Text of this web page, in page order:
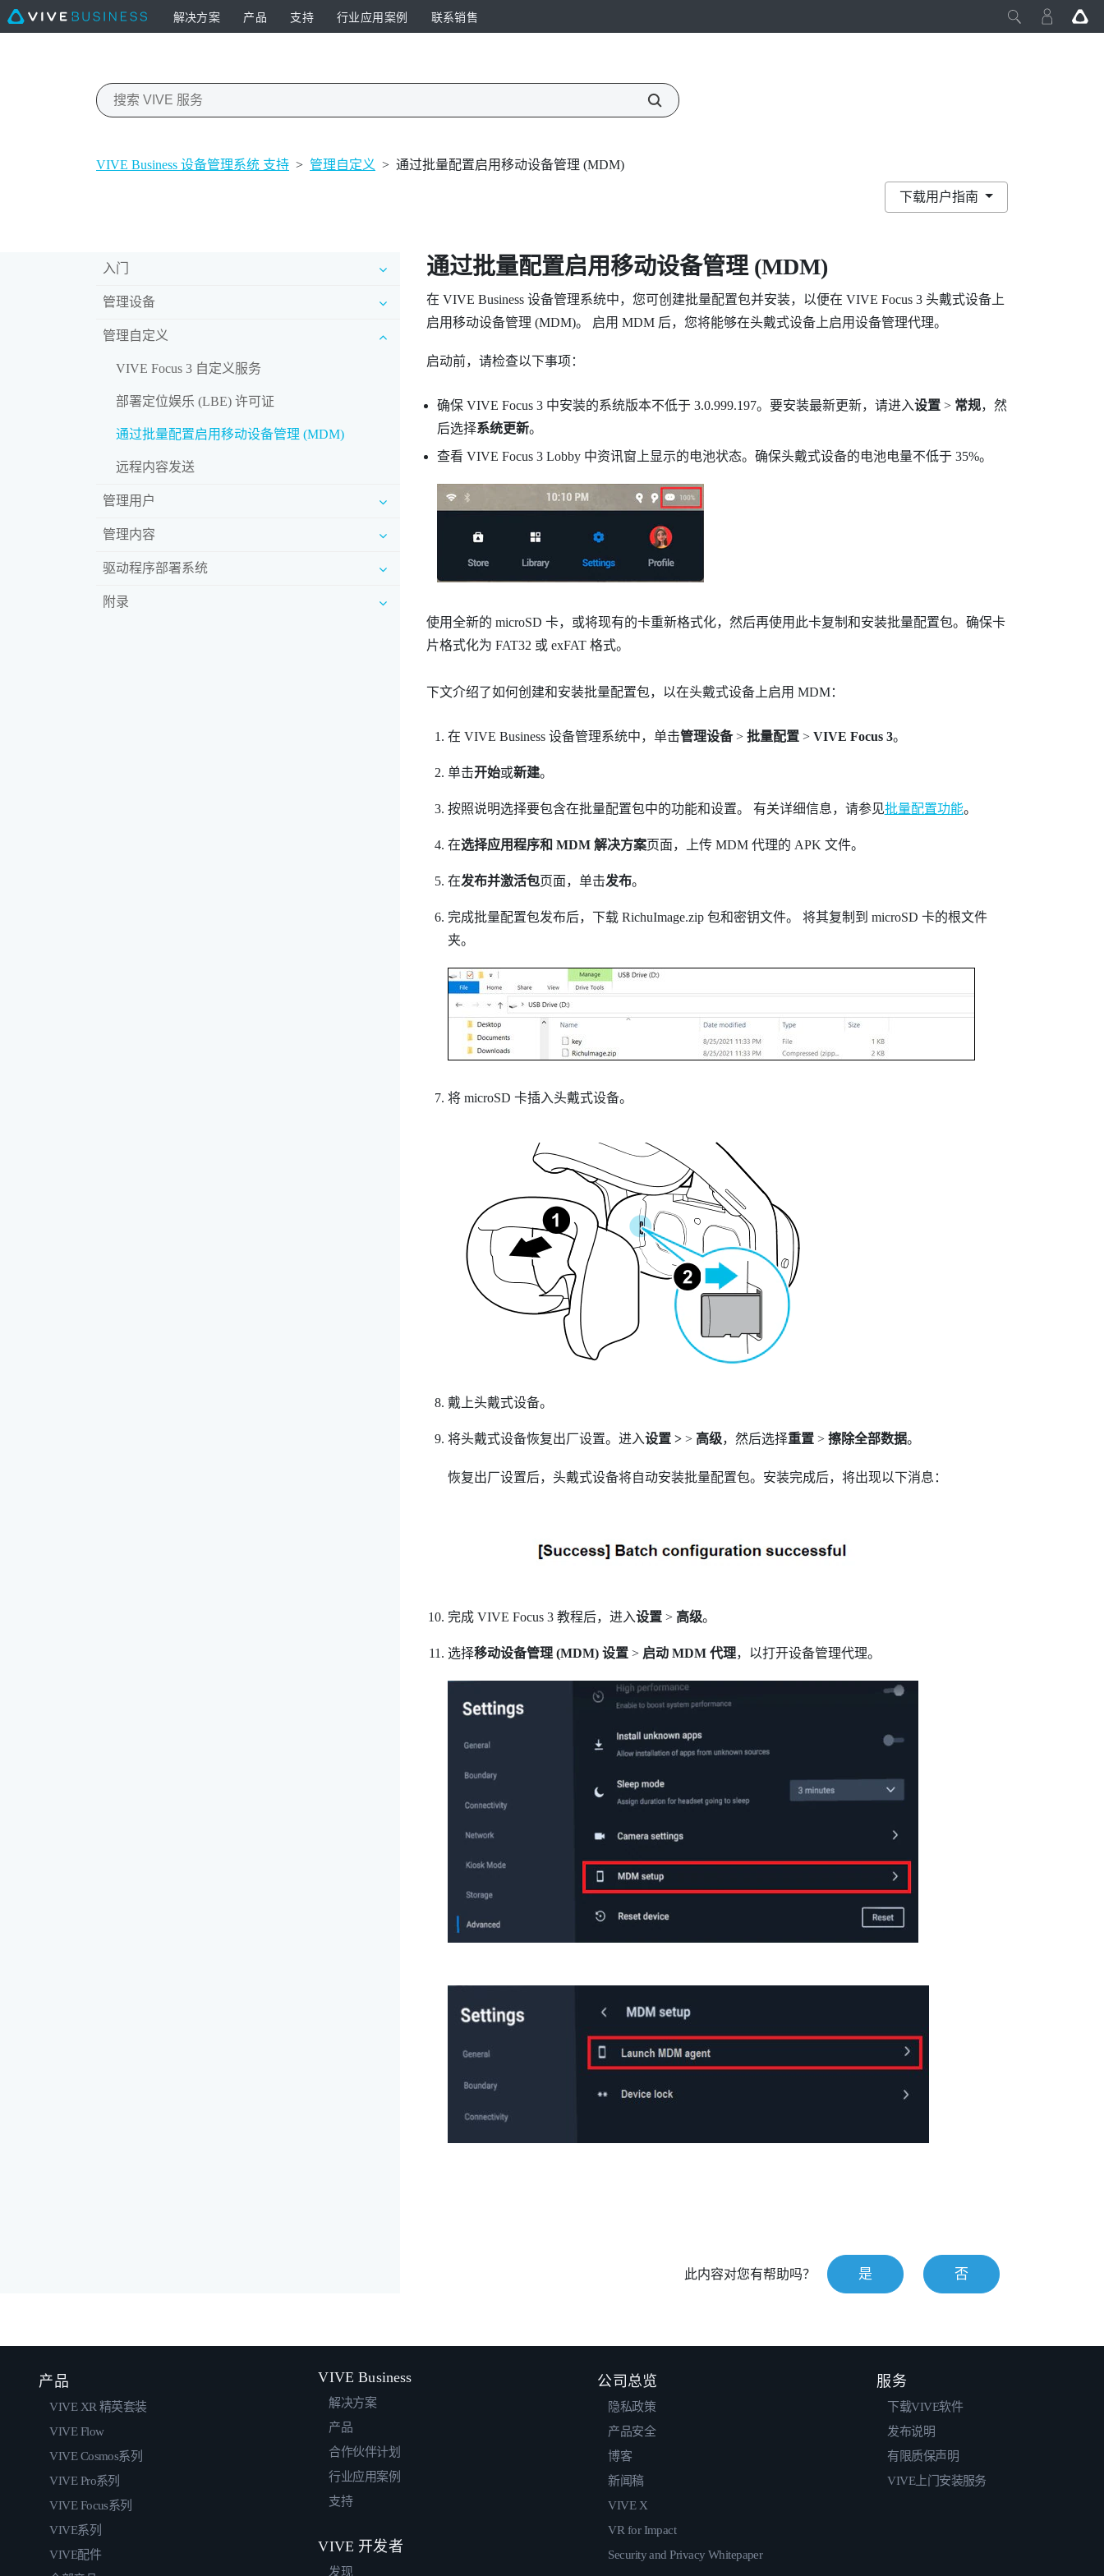
解决方案 产品 支持 行业应用案例 联系销售
VIVE Business 设备管理系统 支持 > 管理自定义 > 通过批量配置启用移动设备管理 (MDM)
下载用户指南
入门
管理设备
管理自定义
VIVE Focus 3 自定义服务
部署定位娱乐 (LBE) 许可证
通过批量配置启用移动设备管理 (MDM)
远程内容发送
管理用户
管理内容
驱动程序部署系统
附录
通过批量配置启用移动设备管理 (MDM)
在 VIVE Business 设备管理系统中，您可创建批量配置包并安装，以便在 VIVE Focus3 头戴式设备上
启用移动设备管理 (MDM)。 启用 MDM 后，您将能够在头戴式设备上启用设备管理代理。
启动前，请检查以下事项：
确保 VIVE Focus3 中安装的系统版本不低于 3.0.999.197。要安装最新更新，请进入设置> 常规，然
后选择系统更新。
查看 VIVE Focus3 Lobby 中资讯窗上显示的电池状态。确保头戴式设备的电池电量不低于 35%。
使用全新的 microSD 卡，或将现有的卡重新格式化，然后再使用此卡复制和安装批量配置包。确保卡
片格式化为 FAT32 或 exFAT 格式。
下文介绍了如何创建和安装批量配置包，以在头戴式设备上启用 MDM：
在 VIVE Business 设备管理系统中，单击管理设备> 批量配置> VIVE Focus 3。
单击开始或新建。
按照说明选择要包含在批量配置包中的功能和设置。 有关详细信息，请参见批量配置功能。
在选择应用程序和 MDM 解决方案页面，上传 MDM 代理的 APK 文件。
在发布并激活包页面，单击发布。
完成批量配置包发布后，下载 RichuImage.zip包和密钥文件。 将其复制到 microSD 卡的根文件
夹。
将 microSD 卡插入头戴式设备。
戴上头戴式设备。
将头戴式设备恢复出厂设置。进入设置 > > 高级，然后选择重置> 擦除全部数据。
恢复出厂设置后，头戴式设备将自动安装批量配置包。安装完成后，将出现以下消息：
完成 VIVE Focus3 教程后，进入设置> 高级。
选择移动设备管理 (MDM) 设置> 启动 MDM 代理，以打开设备管理代理。
此内容对您有帮助吗？ 是 否
产品
VIVE XR 精英套装
VIVE Flow
VIVE Cosmos系列
VIVE Pro系列
VIVE Focus系列
VIVE系列
VIVE配件
VIVE Business
解决方案
产品
合作伙伴计划
行业应用案例
支持
VIVE 开发者
发现
公司总览
隐私政策
产品安全
博客
新闻稿
VIVE X
VR for Impact
Security and Privacy Whitepaper
服务
下载VIVE软件
发布说明
有限质保声明
VIVE上门安装服务